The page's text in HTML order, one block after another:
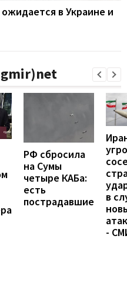
в Украине и
РФ сбросила
на Сумы
четыре КАБа:
есть
пострадавшие
в
-